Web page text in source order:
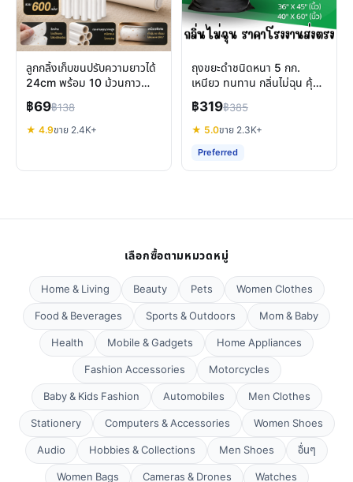
ลูกกลิ้งเก็บขนปรับความยาวได้
24cm พร้อม 10 ม้วนกาว
ทำความสะอาดบ้านและสัตว์
เลี้ยง
฿69฿138
★ 4.9ขาย 2.4K+
ถุงขยะดำชนิดหนา 5 กก.
เหนียว ทนทาน กลิ่นไม่ฉุน คุ้ม
ค่าสำหรับทุกครัวเรือน
฿319฿385
★ 5.0ขาย 2.3K+
Preferred
เลือกซื้อตามหมวดหมู่
Home & Living Beauty Pets
Women Clothes
Food & Beverages
Sports & Outdoors
Mom & Baby
Health
Mobile & Gadgets
Home Appliances
Fashion Accessories
Motorcycles
Baby & Kids Fashion
Automobiles
Men Clothes
Stationery
Computers & Accessories
Women Shoes
Audio
Hobbies & Collections Men Shoes
อื่นๆ
Women Bags
Cameras & Drones
Watches